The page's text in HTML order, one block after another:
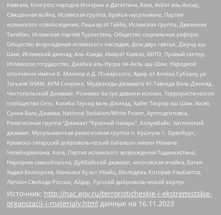
Кавказа, Конгресс народов Ичкерии и Дагестана, База, Асбат аль-Ансар,
Священная война, Исламская группа, Братья-мусульмане, Партия
исламского освобождения, Лашкар-И-Тайба, Исламская группа, Движение
Талибан, Исламская партия Туркестана, Общество социальных реформ,
Общество возрождения исламского наследия, Дом двух святых, Джунд аш-
Шам, Исламский джихад, Аль-Каида, Имарат Кавказ, АБТО, Правый сектор,
Исламское государство, Джабха аль-Нусра ли-Ахль аш-Шам, Народное
ополчение имени К. Минина и Д. Пожарского, Аджр от Аллаха Субхану уа
Тагьаля SHAM, АУМ Синрике, Муджахеды джамаата Ат-Тавхида Валь-Джихад,
Чистопольский Джамаат, Рохнамо ба суи давлати исломи, Террористическое
сообщество Сеть, Катиба Таухид валь-Джихад, Хайят Тахрир аш-Шам, Ахлю
Сунна Валь Джамаа, National Socialism/White Power, Артподготовка,
Религиозная группа “Джамаат “Красный пахарь”, Колумбайн, Хатлонский
джамаат, Мусульманская религиозная группа п. Кушкуль г. Оренбург,
Крымско-татарский добровольческий батальон имени Номана
Челебиджихана, Азов, Партия исламского возрождения Таджикистана,
Народная самооборона, Дуббайский джамаат, московская ячейка, Батал-
Хаджи Белхороев, Маньяки Культ Убийц, Молодёжь Которая Улыбается,
Легион Свобода России, Айдар, Русский добровольческий корпус
Источник: http://nac.gov.ru/terroristicheskie-i-ekstremistskie-
organizacii-i-materialy.html данные на 16.11.2023